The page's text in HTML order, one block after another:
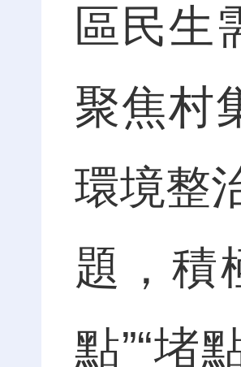
區民生
聚焦村
環境整
題，積
點”“堵